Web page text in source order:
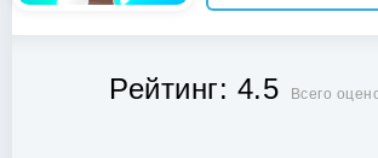
Рейтинг: 4.5 Всего